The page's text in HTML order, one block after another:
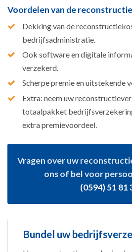
Voordelen van de
Dekking van de
bedrijfsadministratie.
Ook software en digitale
verzekerd.
Scherpe premie en uitstekende
Extra: neem uw
totaalpakket
extra premievoordeel.
Vragen over uw
ons of bel voor
(0594) 51 81
Bundel uw